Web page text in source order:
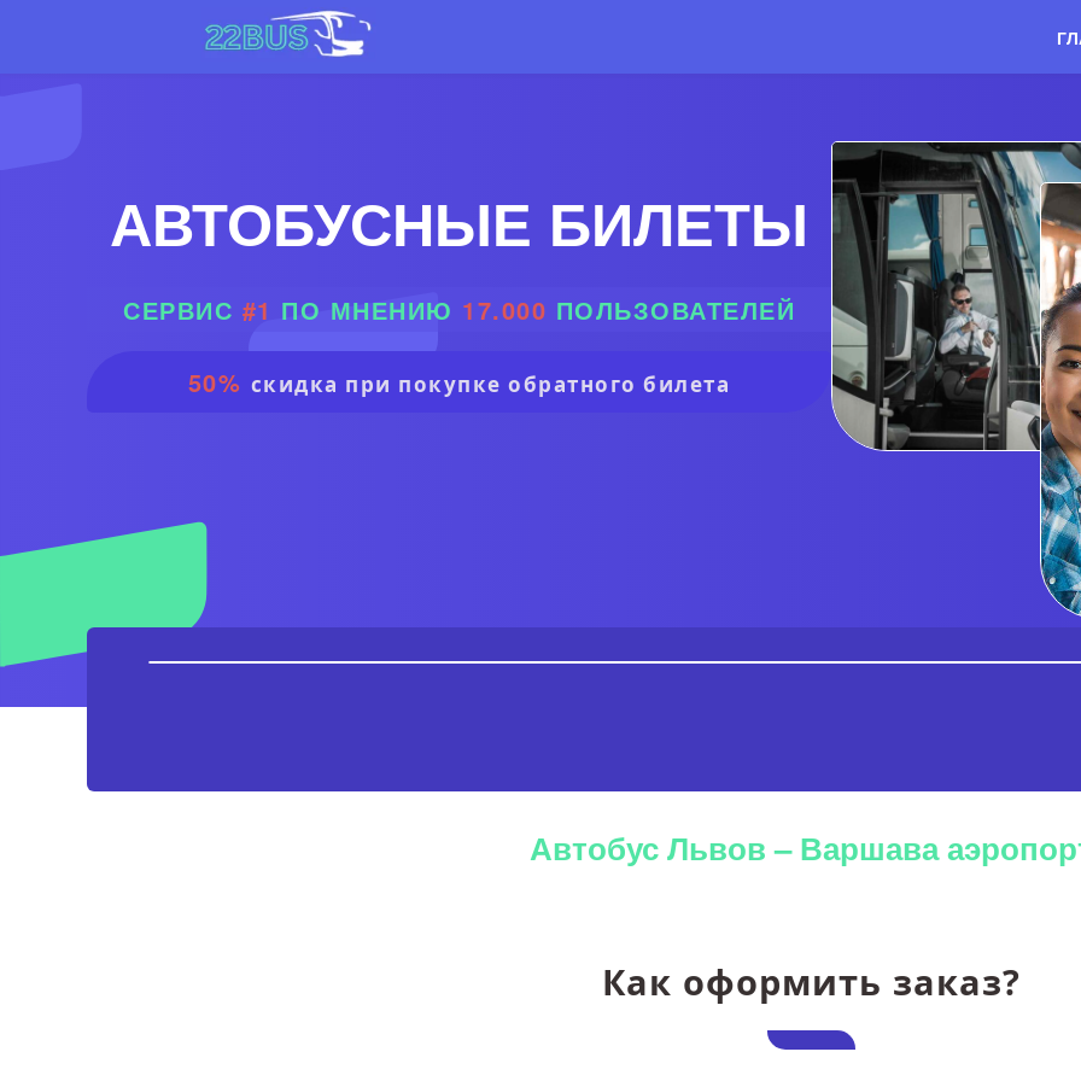
АВТОБУСНЫЕ БИЛЕТЫ
СЕРВИС #1 ПО МНЕНИЮ 17.000 ПОЛЬЗОВАТЕЛЕЙ
50% скидка при покупке обратного билета
Автобус Львов – Варшава
Как оформить заказ?